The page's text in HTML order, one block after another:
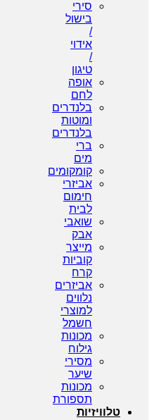
סירי
בישול
/
אידוי
/
טיגון
אופה
לחם
בלנדרים
ומוטות
בלנדרים
ברי
מים
קומקומים
אביזרי
חימום
לבית
שואבי
אבק
מייצר
קוביות
קרח
אביזרים
נלווים
למוצרי
חשמל
מכונות
גילוח
מסירי
שיער
מכונות
תספורת
טלוויזיות